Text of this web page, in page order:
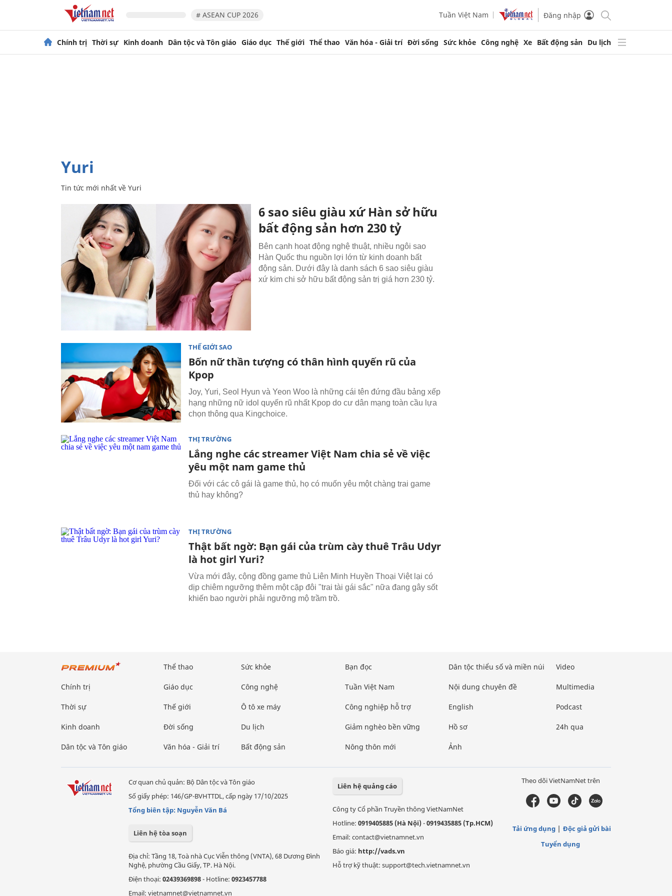
# ASEAN CUP 2026 Tuần Việt Nam Đăng nhập
Chính trị Thời sự Kinh doanh Dân tộc và Tôn giáo Giáo dục Thế giới Thể thao Văn hóa - Giải trí Đời sống Sức khỏe Công nghệ Xe Bất động sản Du lịch
Yuri
Tin tức mới nhất về Yuri
6 sao siêu giàu xứ Hàn sở hữu
bất động sản hơn 230 tỷ
Bên cạnh hoạt động nghệ thuật, nhiều ngôi sao
Hàn Quốc thu nguồn lợi lớn từ kinh doanh bất
động sản. Dưới đây là danh sách 6 sao siêu giàu
xứ kim chi sở hữu bất động sản trị giá hơn 230 tỷ.
THẾ GIỚI SAO
Bốn nữ thần tượng có thân hình quyến rũ của
Kpop
Joy, Yuri, Seol Hyun và Yeon Woo là những cái tên đứng đầu bảng xếp
hạng những nữ idol quyến rũ nhất Kpop do cư dân mạng toàn cầu lựa
chọn thông qua Kingchoice.
THỊ TRƯỜNG
Lắng nghe các streamer Việt Nam chia sẻ về việc
yêu một nam game thủ
Đối với các cô gái là game thủ, họ có muốn yêu một chàng trai game
thủ hay không?
THỊ TRƯỜNG
Thật bất ngờ: Bạn gái của trùm cày thuê Trâu Udyr
là hot girl Yuri?
Vừa mới đây, cộng đồng game thủ Liên Minh Huyền Thoại Việt lại có
dịp chiêm ngưỡng thêm một cặp đôi "trai tài gái sắc" nữa đang gây sốt
khiến bao người phải ngưỡng mộ trầm trồ.
Chính trị
Thời sự
Kinh doanh
Dân tộc và Tôn giáo
Thể thao
Giáo dục
Thế giới
Đời sống
Văn hóa - Giải trí
Sức khỏe
Công nghệ
Ô tô xe máy
Du lịch
Bất động sản
Bạn đọc
Tuần Việt Nam
Công nghiệp hỗ trợ
Giảm nghèo bền vững
Nông thôn mới
Dân tộc thiểu số và miền núi
Nội dung chuyên đề
English
Hồ sơ
Ảnh
Video
Multimedia
Podcast
24h qua
Cơ quan chủ quản: Bộ Dân tộc và Tôn giáo
Số giấy phép: 146/GP-BVHTTDL, cấp ngày 17/10/2025
Tổng biên tập: Nguyễn Văn Bá
Liên hệ tòa soạn
Địa chỉ: Tầng 18, Toà nhà Cục Viễn thông (VNTA), 68 Dương Đình
Nghệ, phường Cầu Giấy, TP. Hà Nội.
Điện thoại: 02439369898- Hotline: 0923457788
Email: vietnamnet@vietnamnet.vn
Liên hệ quảng cáo
Công ty Cổ phần Truyền thông VietNamNet
Hotline: 0919405885 (Hà Nội)-0919435885 (Tp.HCM)
Email: contact@vietnamnet.vn
Báo giá: http://vads.vn
Hỗ trợ kỹ thuật: support@tech.vietnamnet.vn
Theo dõi VietNamNet trên
Tải ứng dụng
Độc giả gửi bài
Tuyển dụng